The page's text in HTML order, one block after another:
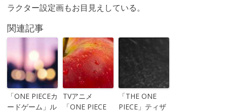
ラクター設定画もお目見えしている。
関連記事
「ONE PIECEカ
ードゲーム」ル
TVアニメ
「ONE PIECE
「THE ONE
PIECE」ティザ